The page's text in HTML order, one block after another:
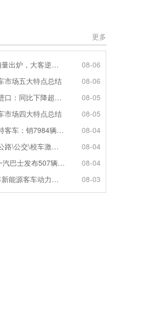
更多
2925辆！宇通7月销量出炉，大客逆势走强筑牢基本盘
08-06
市场五大特点总结
08-06
2026年上半年客车进口：同比下降超4成，轻客主体地位凸显
08-05
市场四大特点总结
08-05
2026年上半年考斯特客车：销7984辆 6米领涨领跑 电动化提速
08-04
鏖战2026上半年！公路\公交\校车激烈角逐，谁问鼎赛道赢家?
08-04
超3.67个亿！广州一汽巴士发布507辆纯电动城市客车采购中标公告
08-04
2026年6月及上半年新能源客车动力电池装机量特点分析
08-03